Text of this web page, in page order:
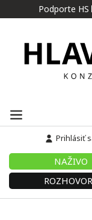
Podporte HS
Prihlásiť
NAŽIVO